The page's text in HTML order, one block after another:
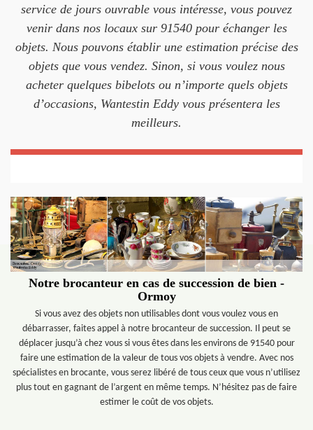
service de jours ouvrable vous intéresse, vous pouvez
venir dans nos locaux sur 91540 pour échanger les
objets. Nous pouvons établir une estimation précise des
objets que vous vendez. Sinon, si vous voulez nous
acheter quelques bibelots ou n’importe quels objets
d’occasions, Wantestin Eddy vous présentera les
meilleurs.
Notre brocanteur en cas de succession de bien -
Ormoy
Si vous avez des objets non utilisables dont vous voulez vous en
débarrasser, faites appel à notre brocanteur de succession. Il peut se
déplacer jusqu’à chez vous si vous êtes dans les environs de 91540 pour
faire une estimation de la valeur de tous vos objets à vendre. Avec nos
spécialistes en brocante, vous serez libéré de tous ceux que vous n’utilisez
plus tout en gagnant de l’argent en même temps. N’hésitez pas de faire
estimer le coût de vos objets.